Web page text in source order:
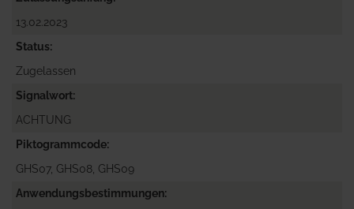
13.02.2023
Status
Zugelassen
Signalwort
ACHTUNG
Piktogrammcode
GHS07, GHS08, GHS09
Anwendungsbestimmungen